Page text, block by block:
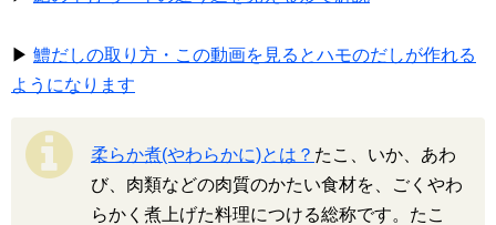
▶ 鱧だしの取り方・この動画を見るとハモのだしが作れる
ようになります
柔らか煮(やわらかに)とは？ たこ、いか、あわ
び、肉類などの肉質のかたい食材を、ごくやわ
らかく煮上げた料理につける総称です。たこ